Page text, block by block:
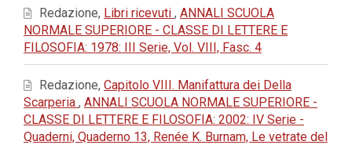
Redazione, Libri ricevuti , ANNALI SCUOLA
NORMALE SUPERIORE - CLASSE DI LETTERE E
FILOSOFIA: 1978: III Serie, Vol. VIII, Fasc. 4
Redazione, Capitolo VIII. Manifattura dei Della
Scarperia , ANNALI SCUOLA NORMALE SUPERIORE -
CLASSE DI LETTERE E FILOSOFIA: 2002: IV Serie -
Quaderni, Quaderno 13, Renée K. Burnam, Le vetrate del